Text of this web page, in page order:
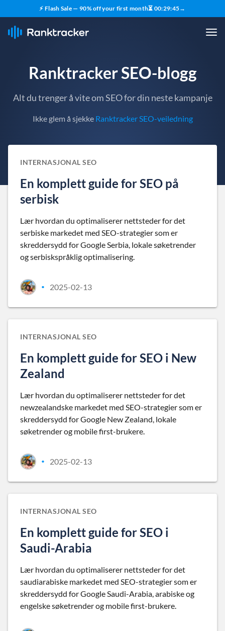
⚡ Flash Sale — 90% off your first month⏳ 00:29:44→
Ranktracker SEO-blogg
Alt du trenger å vite om SEO for din neste kampanje
Ikke glem å sjekke Ranktracker SEO-veiledning
INTERNASJONAL SEO
En komplett guide for SEO på
serbisk
Lær hvordan du optimaliserer nettsteder for det
serbiske markedet med SEO-strategier som er
skreddersydd for Google Serbia, lokale søketrender
og serbiskspråklig optimalisering.
• 2025-02-13
INTERNASJONAL SEO
En komplett guide for SEO i New
Zealand
Lær hvordan du optimaliserer nettsteder for det
newzealandske markedet med SEO-strategier som er
skreddersydd for Google New Zealand, lokale
søketrender og mobile first-brukere.
• 2025-02-13
INTERNASJONAL SEO
En komplett guide for SEO i
Saudi-Arabia
Lær hvordan du optimaliserer nettsteder for det
saudiarabiske markedet med SEO-strategier som er
skreddersydd for Google Saudi-Arabia, arabiske og
engelske søketrender og mobile first-brukere.